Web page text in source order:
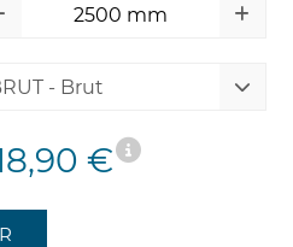
- Brut
€